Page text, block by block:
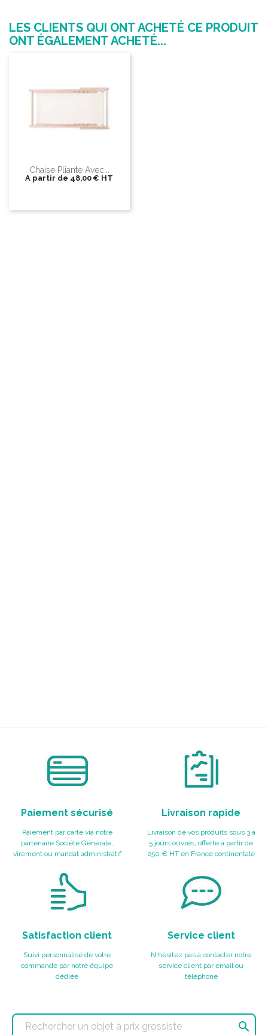
LES CLIENTS QUI ONT ACHETÉ CE PRODUIT
ONT ÉGALEMENT ACHETÉ...
Chaise Pliante Avec...
A partir de 48,00 € HT
Paiement sécurisé
Paiement par carte via notre
partenaire Société Générale,
virement ou mandat administratif
Livraison rapide
Livraison de vos produits sous 3 à
5 jours ouvrés, offerte à partir de
250 € HT en France continentale
Satisfaction client
Suivi personnalisé de votre
commande par notre équipe
dédiée
Service client
N'hésitez pas à contacter notre
service client par email ou
téléphone
